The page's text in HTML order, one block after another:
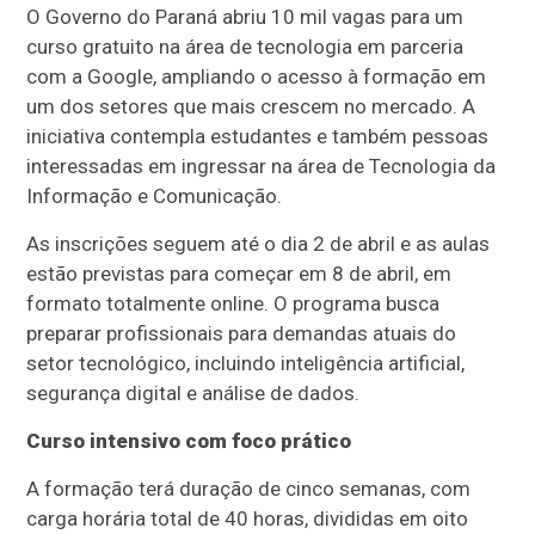
O Governo do Paraná abriu 10 mil vagas para um
curso gratuito na área de tecnologia em parceria
com a Google, ampliando o acesso à formação em
um dos setores que mais crescem no mercado. A
iniciativa contempla estudantes e também pessoas
interessadas em ingressar na área de Tecnologia da
Informação e Comunicação.
As inscrições seguem até o dia 2 de abril e as aulas
estão previstas para começar em 8 de abril, em
formato totalmente online. O programa busca
preparar profissionais para demandas atuais do
setor tecnológico, incluindo inteligência artificial,
segurança digital e análise de dados.
Curso intensivo com foco prático
A formação terá duração de cinco semanas, com
carga horária total de 40 horas, divididas em oito